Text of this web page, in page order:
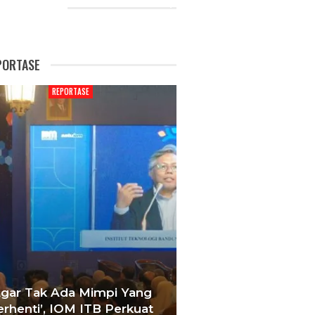
REPORTASE
Tak Ada Mimpi Yang
IOM ITB Perkuat